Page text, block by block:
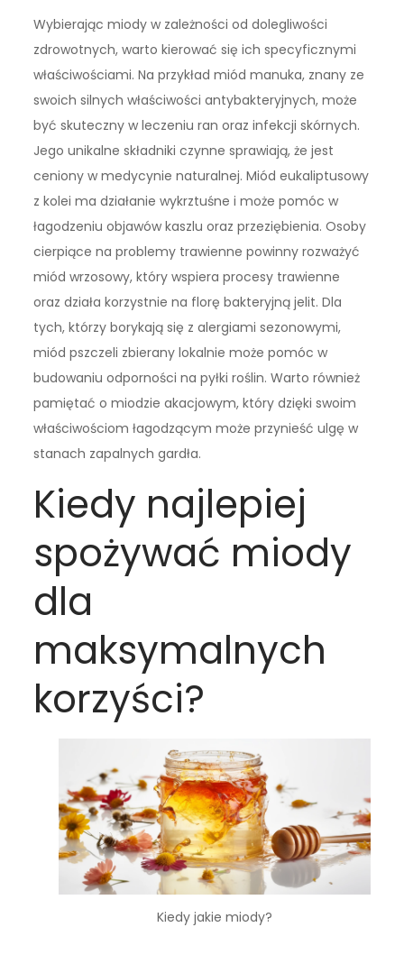
Wybierając miody w zależności od dolegliwości
zdrowotnych, warto kierować się ich specyficznymi
właściwościami. Na przykład miód manuka, znany ze
swoich silnych właściwości antybakteryjnych, może
być skuteczny w leczeniu ran oraz infekcji skórnych.
Jego unikalne składniki czynne sprawiają, że jest
ceniony w medycynie naturalnej. Miód eukaliptusowy
z kolei ma działanie wykrztuśne i może pomóc w
łagodzeniu objawów kaszlu oraz przeziębienia. Osoby
cierpiące na problemy trawienne powinny rozważyć
miód wrzosowy, który wspiera procesy trawienne
oraz działa korzystnie na florę bakteryjną jelit. Dla
tych, którzy borykają się z alergiami sezonowymi,
miód pszczeli zbierany lokalnie może pomóc w
budowaniu odporności na pyłki roślin. Warto również
pamiętać o miodzie akacjowym, który dzięki swoim
właściwościom łagodzącym może przynieść ulgę w
stanach zapalnych gardła.
Kiedy najlepiej
spożywać miody
dla
maksymalnych
korzyści?
Kiedy jakie miody?